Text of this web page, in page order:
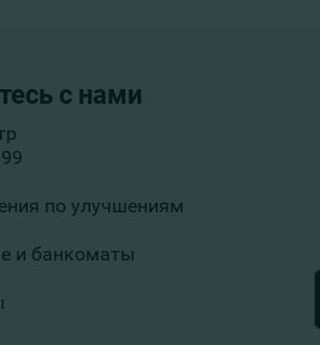
с нами
по улучшениям
и банкоматы